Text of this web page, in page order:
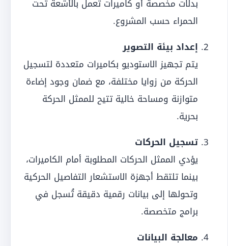
بدلات مخصصة أو كاميرات تعمل بالأشعة تحت
الحمراء حسب المشروع.
إعداد بيئة التصوير
يتم تجهيز الاستوديو بكاميرات متعددة لتسجيل
الحركة من زوايا مختلفة، مع ضمان وجود إضاءة
متوازنة ومساحة خالية تتيح للممثل الحركة
بحرية.
تسجيل الحركات
يؤدي الممثل الحركات المطلوبة أمام الكاميرات،
بينما تلتقط أجهزة الاستشعار التفاصيل الحركية
وتحولها إلى بيانات رقمية دقيقة تُسجل في
برامج متخصصة.
معالجة البيانات